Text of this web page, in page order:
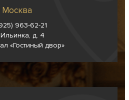
Москва
963-62-21
д. 4
«Гостиный двор»